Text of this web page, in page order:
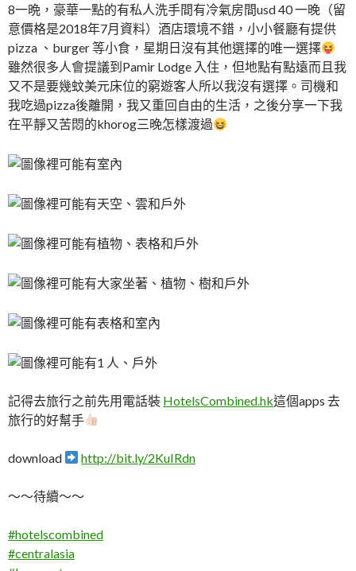
8一晩，豪華一點的有私人洗手間有冷氣房間usd 40 一晚（留
意價格是2018年7月資料）酒店環境不錯，小小餐廳有提供
pizza 、burger 等小食，星期日沒有其他選擇的唯一選擇
雖然很多人會提議到Pamir Lodge 入住，但地點有點遠而且我
又不是要幾蚊美元床位的窮遊客人所以我沒有選擇。司機和
我吃過pizza後離開，我又重回自由的生活，之後分享一下我
在平靜又苦悶的khorog三晚怎樣渡過
記得去旅行之前先用電話裝 HotelsCombined.hk這個apps 去
旅行的好幫手
download http://bit.ly/2KuIRdn
～～待續～～
#hotelscombined
#centralasia